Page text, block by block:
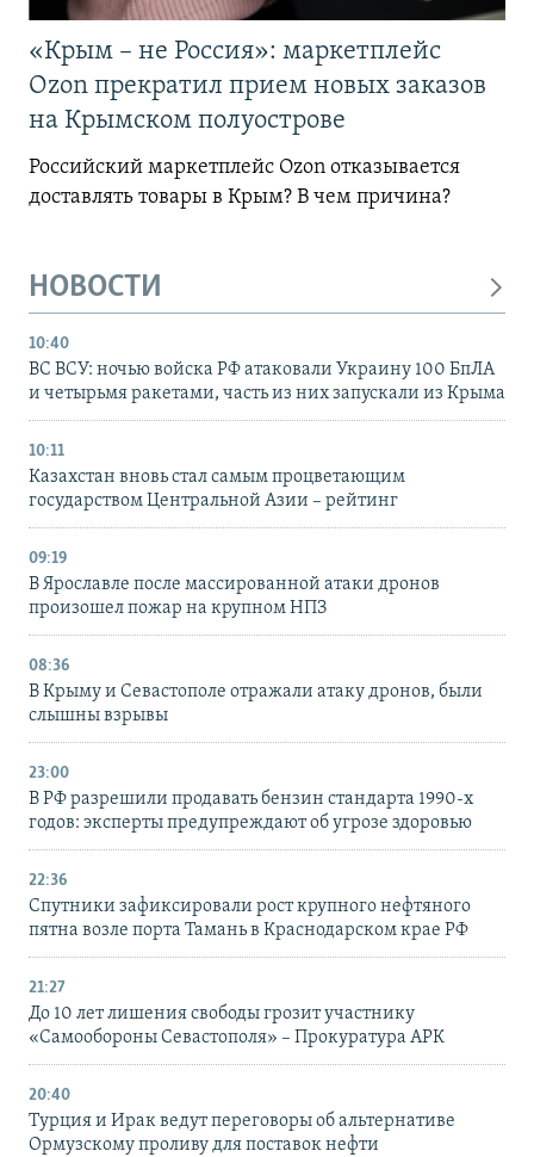
«Крым – не Россия»: маркетплейс
Ozon прекратил прием новых заказов
на Крымском полуострове
Российский маркетплейс Ozon отказывается
доставлять товары в Крым? В чем причина?
НОВОСТИ
10:40
ВС ВСУ: ночью войска РФ атаковали Украину 100 БпЛА
и четырьмя ракетами, часть из них запускали из Крыма
10:11
Казахстан вновь стал самым процветающим
государством Центральной Азии – рейтинг
09:19
В Ярославле после массированной атаки дронов
произошел пожар на крупном НПЗ
08:36
В Крыму и Севастополе отражали атаку дронов, были
слышны взрывы
23:00
В РФ разрешили продавать бензин стандарта 1990-х
годов: эксперты предупреждают об угрозе здоровью
22:36
Спутники зафиксировали рост крупного нефтяного
пятна возле порта Тамань в Краснодарском крае РФ
21:27
До 10 лет лишения свободы грозит участнику
«Самообороны Севастополя» – Прокуратура АРК
20:40
Турция и Ирак ведут переговоры об альтернативе
Ормузскому проливу для поставок нефти